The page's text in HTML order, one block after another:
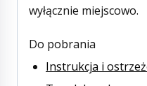
wyłącznie miejscowo.
Do pobrania
Instrukcja i